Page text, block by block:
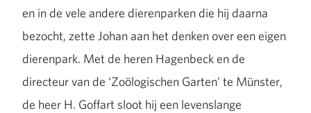
en in de vele andere dierenparken die hij daarna
bezocht, zette Johan aan het denken over een eigen
dierenpark. Met de heren Hagenbeck en de
directeur van de ‘Zoölogischen Garten’ te Münster,
de heer H. Goffart sloot hij een levenslange